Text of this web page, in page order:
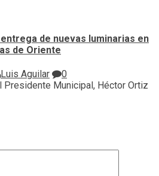
de nuevas luminarias en
de Oriente
Luis Aguilar
0
Presidente Municipal, Héctor Ortiz